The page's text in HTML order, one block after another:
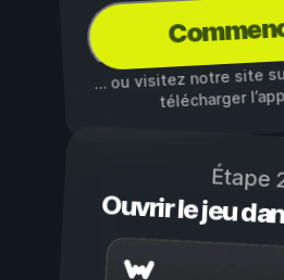
… ou visitez notre site
télécharger
Étape
Ouvrir le jeu